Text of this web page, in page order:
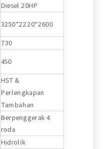
Diesel 20HP
3250*2220*2600
730
450
HST &
Perlengkapan
Tambahan
Berpenggerak 4
roda
Hidrolik